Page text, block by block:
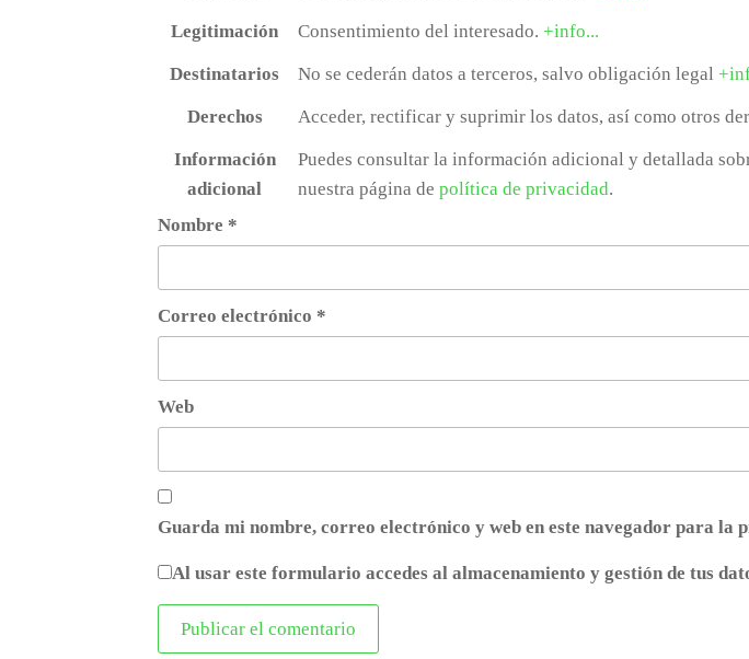
Legitimación Consentimiento del interesado.+info...
Destinatarios No se cederán datos a terceros, salvo obligación legal
Derechos Acceder, rectificar y suprimir los datos, así como otros
Información
adicional
Puedes consultar la información adicional y detallada
nuestra página depolítica de privacidad.
Nombre *
Correo electrónico *
Web
Guarda mi nombre, correo electrónico y web en este navegador para la
Al usar este formulario accedes al almacenamiento y gestión de tus